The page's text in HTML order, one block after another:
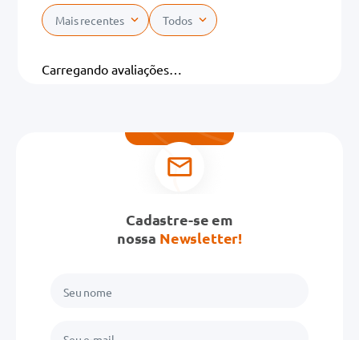
Mais recentes Todos
Carregando avaliações…
Cadastre-se em
nossa Newsletter!